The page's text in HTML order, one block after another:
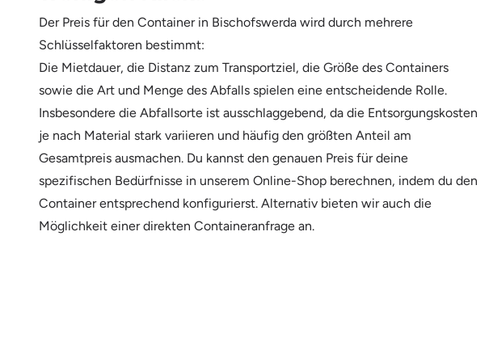
Der Preis für den Container in Bischofswerda wird durch mehrere
Schlüsselfaktoren bestimmt:
Die Mietdauer, die Distanz zum Transportziel, die Größe des Containers
sowie die Art und Menge des Abfalls spielen eine entscheidende Rolle.
Insbesondere die Abfallsorte ist ausschlaggebend, da die Entsorgungskosten
je nach Material stark variieren und häufig den größten Anteil am
Gesamtpreis ausmachen. Du kannst den genauen Preis für deine
spezifischen Bedürfnisse in unserem Online-Shop berechnen, indem du den
Container entsprechend konfigurierst. Alternativ bieten wir auch die
Möglichkeit einer direkten Containeranfrage an.